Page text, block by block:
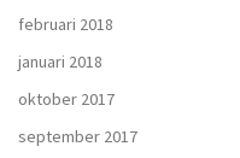
februari 2018
januari 2018
oktober 2017
september 2017